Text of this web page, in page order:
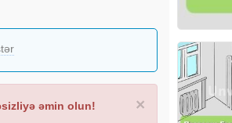
×
əmin olun!